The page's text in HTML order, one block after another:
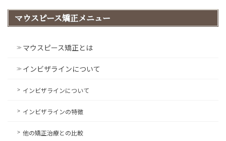
マウスピース矯正メニュー
マウスピース矯正とは
インビザラインについて
インビザラインについて
インビザラインの特徴
他の矯正治療との比較